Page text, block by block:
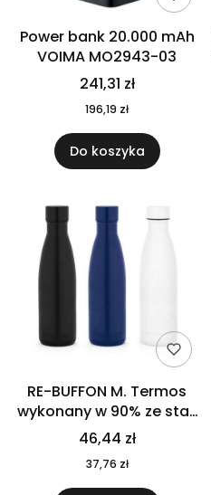
Power bank 20.000 mAh
VOIMA MO2943-03
241,31 zł
196,19 zł
Do koszyka
RE-BUFFON M. Termos
wykonany w 90% ze stali
nierdzewnej
pochodzącej z
recyklingu 520 ml 94294
46,44 zł
37,76 zł